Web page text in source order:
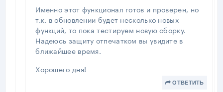
Именно этот функционал готов и проверен, но
т.к. в обновлении будет несколько новых
функций, то пока тестируем новую сборку.
Надеюсь защиту отпечатком вы увидите в
ближайшее время.
Хорошего дня!
ОТВЕТИТЬ